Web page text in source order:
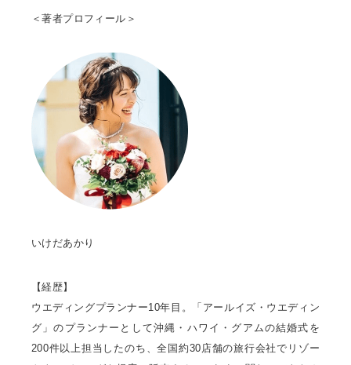
＜著者プロフィール＞
いけだあかり
【経歴】
ウエディングプランナー10年目。「アールイズ・ウエディン
グ」のプランナーとして沖縄・ハワイ・グアムの結婚式を
200件以上担当したのち、全国約30店舗の旅行会社でリゾー